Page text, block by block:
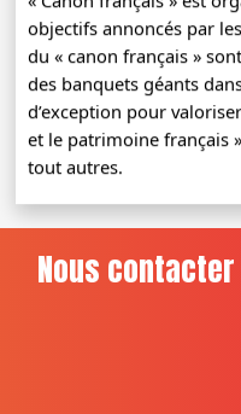
objectifs annoncés par
du « canon français »
des banquets géants
d’exception pour
et le patrimoine français
tout autres.
Nous contacter